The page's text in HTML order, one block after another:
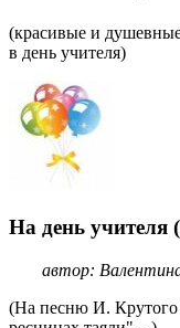
(красивые и
в день учителя)
На день учителя
автор:
(На песню И.